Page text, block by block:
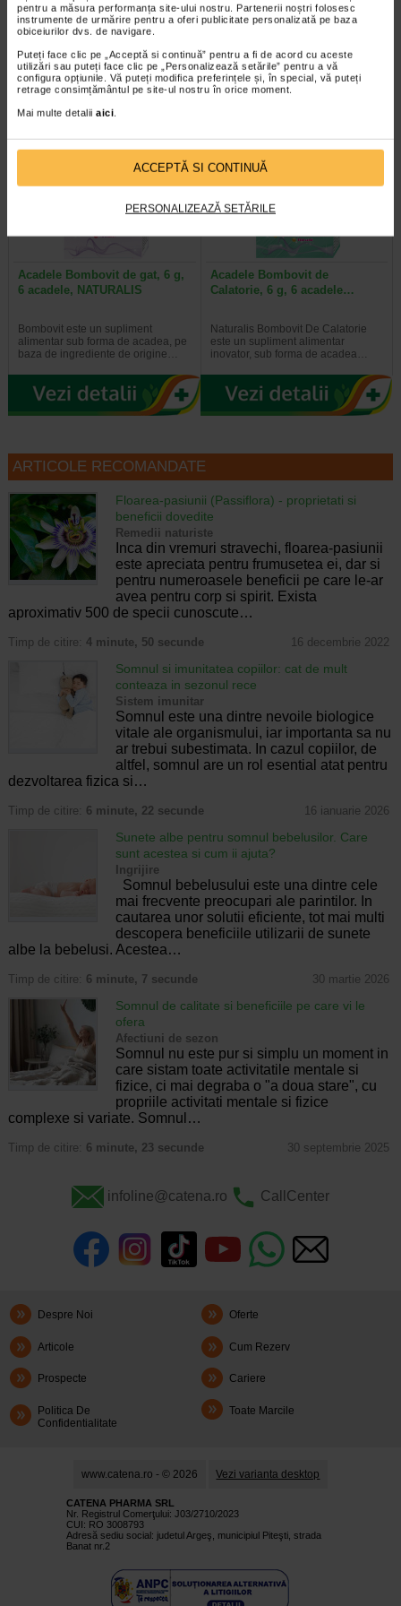
pentru a măsura performanța site-ului nostru. Partenerii noștri folosesc
instrumente de urmărire pentru a oferi publicitate personalizată pe baza
obiceiurilor dvs. de navigare.
Puteți face clic pe „Acceptă si continuă” pentru a fi de acord cu aceste
utilizări sau puteți face clic pe „Personalizează setările” pentru a vă
configura opțiunile. Vă puteți modifica preferințele și, în special, vă puteți
retrage consimțământul pe site-ul nostru în orice moment.
Mai multe detalii aici.
ACCEPTĂ SI CONTINUĂ
PERSONALIZEAZĂ SETĂRILE
Naturalis Vita-Stelute jeleuri este
forma de jeleuri cu aroma…
contine, in proportie de 96%…
Plătești 2, primești 3
Acadele Bombovit de gat, 6 g,
6 acadele, NATURALIS
Bombovit este un supliment
alimentar sub forma de acadea, pe
baza de ingrediente de origine…
Plătești 2, primești 3
Acadele Bombovit de
Calatorie, 6 g, 6 acadele…
Naturalis Bombovit De Calatorie
este un supliment alimentar
inovator, sub forma de acadea…
ARTICOLE RECOMANDATE
Floarea-pasiunii (Passiflora) - proprietati si
beneficii dovedite
Remedii naturiste
Inca din vremuri stravechi, floarea-pasiunii
este apreciata pentru frumusetea ei, dar si
pentru numeroasele beneficii pe care le-ar
avea pentru corp si spirit. Exista
aproximativ 500 de specii cunoscute…
Timp de citire: 4 minute, 50 secunde 16 decembrie 2022
Somnul si imunitatea copiilor: cat de mult
conteaza in sezonul rece
Sistem imunitar
Somnul este una dintre nevoile biologice
vitale ale organismului, iar importanta sa nu
ar trebui subestimata. In cazul copiilor, de
altfel, somnul are un rol esential atat pentru
dezvoltarea fizica si…
Timp de citire: 6 minute, 22 secunde 16 ianuarie 2026
Sunete albe pentru somnul bebelusilor. Care
sunt acestea si cum ii ajuta?
Ingrijire
Somnul bebelusului este una dintre cele
mai frecvente preocupari ale parintilor. In
cautarea unor solutii eficiente, tot mai multi
descopera beneficiile utilizarii de sunete
albe la bebelusi. Acestea…
Timp de citire: 6 minute, 7 secunde 30 martie 2026
Somnul de calitate si beneficiile pe care vi le
ofera
Afectiuni de sezon
Somnul nu este pur si simplu un moment in
care sistam toate activitatile mentale si
fizice, ci mai degraba o "a doua stare", cu
propriile activitati mentale si fizice
complexe si variate. Somnul…
Timp de citire: 6 minute, 23 secunde 30 septembrie 2025
infoline@catena.ro CallCenter
Despre Noi Oferte
Articole Cum Rezerv
Prospecte Cariere
Politica De
Confidentialitate
Toate Marcile
www.catena.ro - © 2026 Vezi varianta desktop
CATENA PHARMA SRL
Nr. Registrul Comerţului: J03/2710/2023
CUI: RO 3008793
Adresă sediu social: judetul Argeş, municipiul Piteşti, strada
Banat nr.2